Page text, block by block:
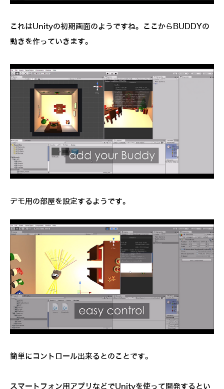
これはUnityの初期画面のようですね。ここからBUDDYの
動きを作っていきます。
デモ用の部屋を設定するようです。
簡単にコントロール出来るとのことです。
スマートフォン用アプリなどでUnityを使って開発するとい